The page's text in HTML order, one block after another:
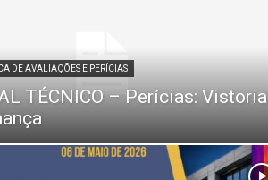
DE AVALIAÇÕES E PERÍCIAS
TÉCNICO – Perícias: Vistoria